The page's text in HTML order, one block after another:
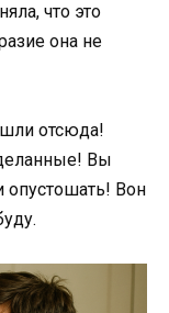
что это
она не
отсюда!
Вы
опустошать! Вон